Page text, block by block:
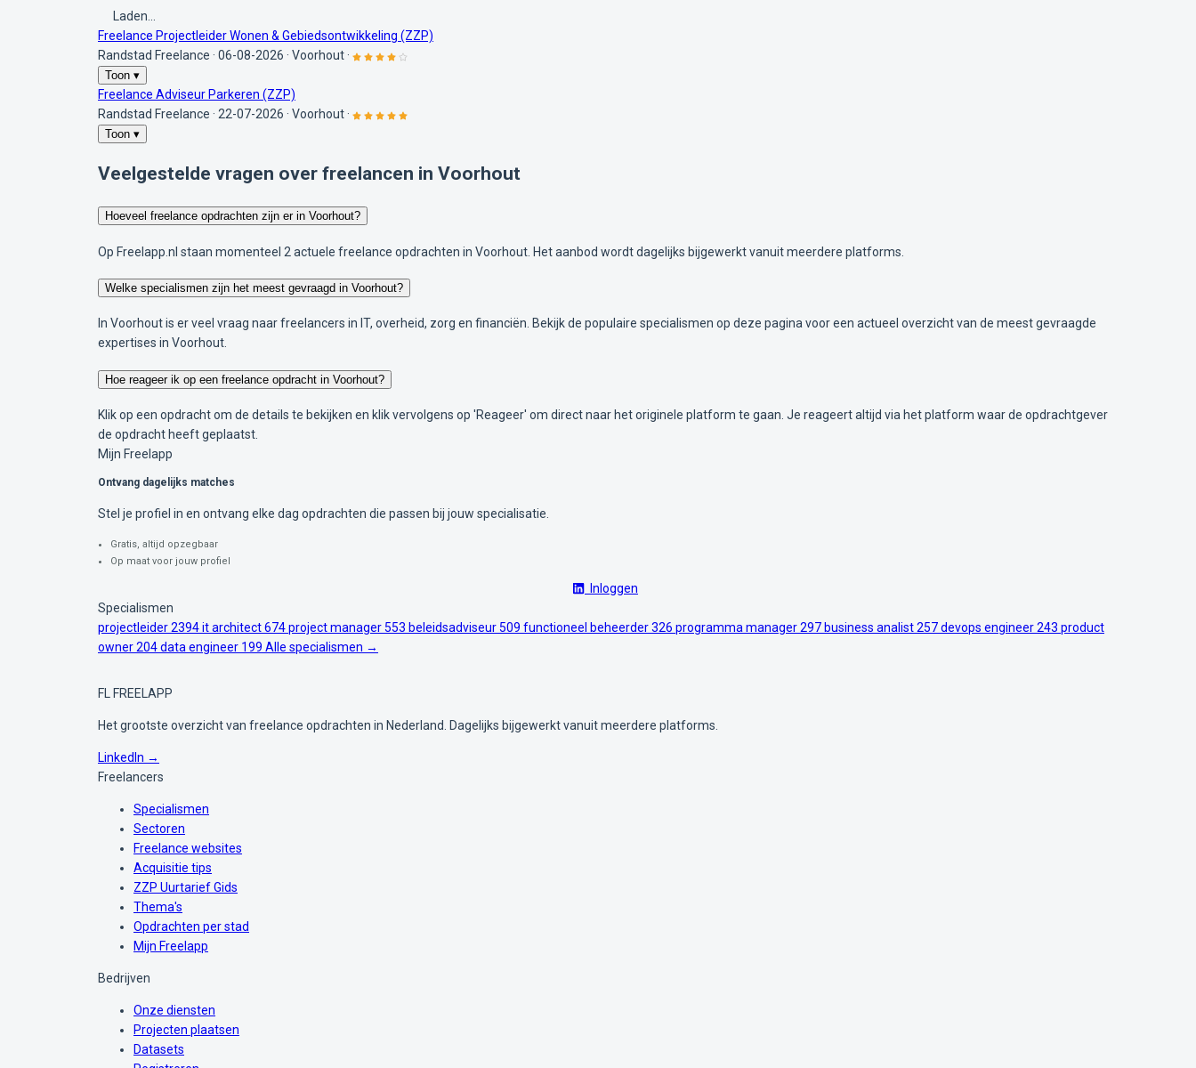
Laden...
Freelance Projectleider Wonen & Gebiedsontwikkeling (ZZP)
Randstad Freelance · 06-08-2026 · Voorhout ·
Toon ▾
Freelance Adviseur Parkeren (ZZP)
Randstad Freelance · 22-07-2026 · Voorhout ·
Toon ▾
Veelgestelde vragen over freelancen in Voorhout
Hoeveel freelance opdrachten zijn er in Voorhout?
Op Freelapp.nl staan momenteel 2 actuele freelance opdrachten in Voorhout. Het aanbod wordt dagelijks bijgewerkt vanuit meerdere platforms.
Welke specialismen zijn het meest gevraagd in Voorhout?
In Voorhout is er veel vraag naar freelancers in IT, overheid, zorg en financiën. Bekijk de populaire specialismen op deze pagina voor een actueel overzicht van de meest gevraagde
expertises in Voorhout.
Hoe reageer ik op een freelance opdracht in Voorhout?
Klik op een opdracht om de details te bekijken en klik vervolgens op 'Reageer' om direct naar het originele platform te gaan. Je reageert altijd via het platform waar de opdrachtgever
de opdracht heeft geplaatst.
Mijn Freelapp
Ontvang dagelijks matches
Stel je profiel in en ontvang elke dag opdrachten die passen bij jouw specialisatie.
Gratis, altijd opzegbaar
Op maat voor jouw profiel
Inloggen
Specialismen
projectleider2394it architect674project manager553 beleidsadviseur509 functioneel beheerder326 programma manager297 business analist257devops engineer243 product
owner204data engineer 199 Alle specialismen →
FL FREELAPP
Het grootste overzicht van freelance opdrachten in Nederland. Dagelijks bijgewerkt vanuit meerdere platforms.
LinkedIn →
Freelancers
Specialismen
Sectoren
Freelance websites
Acquisitie tips
ZZP Uurtarief Gids
Thema's
Opdrachten per stad
Mijn Freelapp
Bedrijven
Onze diensten
Projecten plaatsen
Datasets